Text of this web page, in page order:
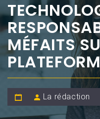
MÉFAITS
La rédaction